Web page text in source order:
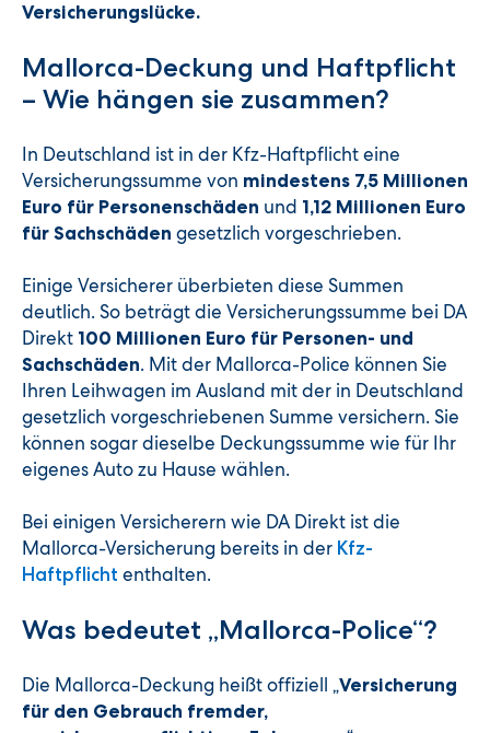
Versicherungslücke.
Mallorca-Deckung und Haftpflicht
– Wie hängen sie zusammen?
In Deutschland ist in der Kfz-Haftpflicht eine
Versicherungssumme von mindestens 7,5 Millionen
Euro für Personenschäden und 1,12 Millionen Euro
für Sachschäden gesetzlich vorgeschrieben.
Einige Versicherer überbieten diese Summen
deutlich. So beträgt die Versicherungssumme bei DA
Direkt 100 Millionen Euro für Personen- und
Sachschäden. Mit der Mallorca-Police können Sie
Ihren Leihwagen im Ausland mit der in Deutschland
gesetzlich vorgeschriebenen Summe versichern. Sie
können sogar dieselbe Deckungssumme wie für Ihr
eigenes Auto zu Hause wählen.
Bei einigen Versicherern wie DA Direkt ist die
Mallorca-Versicherung bereits in der Kfz-
Haftpflicht enthalten.
Was bedeutet „Mallorca-Police“?
Die Mallorca-Deckung heißt offiziell „Versicherung
für den Gebrauch fremder,